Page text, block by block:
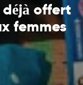
offert
femmes